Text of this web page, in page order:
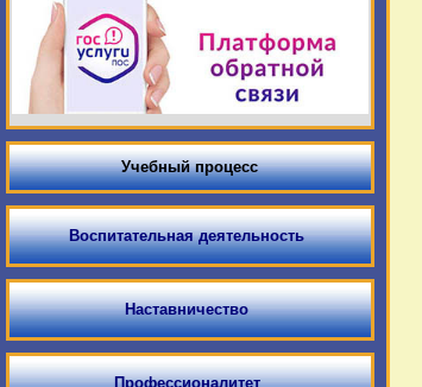
Учебный процесс
Воспитательная деятельность
Наставничество
Профессионалитет